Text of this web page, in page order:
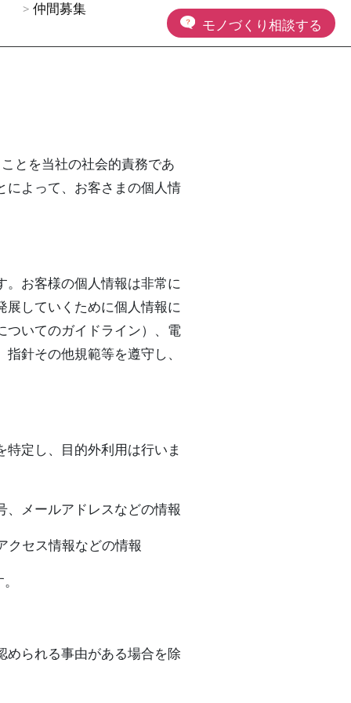
仲間募集
モノづくり相談する
とを当社の社会的責務であ
によって、お客さまの個人情
。お客様の個人情報は非常に
展していくために個人情報に
ついてのガイドライン）、電
針その他規範等を遵守し、
定し、目的外利用は行いま
メールアドレスなどの情報
クセス情報などの情報
められる事由がある場合を除